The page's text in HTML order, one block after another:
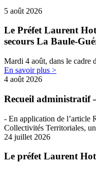
5 août 2026
Le Préfet Laurent
secours La Baule-
Mardi 4 août, dans le
En savoir plus >
4 août 2026
Recueil administratif
- En​​ application de l’article
Collectivités Territoriales,
24 juillet 2026
Le préfet Laurent